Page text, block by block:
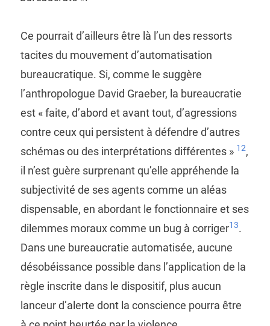
Ce pourrait d’ailleurs être là l’un des ressorts
tacites du mouvement d’automatisation
bureaucratique. Si, comme le suggère
l’anthropologue David Graeber, la bureaucratie
est « faite, d’abord et avant tout, d’agressions
contre ceux qui persistent à défendre d’autres
schémas ou des interprétations différentes » 12,
il n’est guère surprenant qu’elle appréhende la
subjectivité de ses agents comme un aléas
dispensable, en abordant le fonctionnaire et ses
dilemmes moraux comme un bug à corriger13.
Dans une bureaucratie automatisée, aucune
désobéissance possible dans l’application de la
règle inscrite dans le dispositif, plus aucun
lanceur d’alerte dont la conscience pourra être